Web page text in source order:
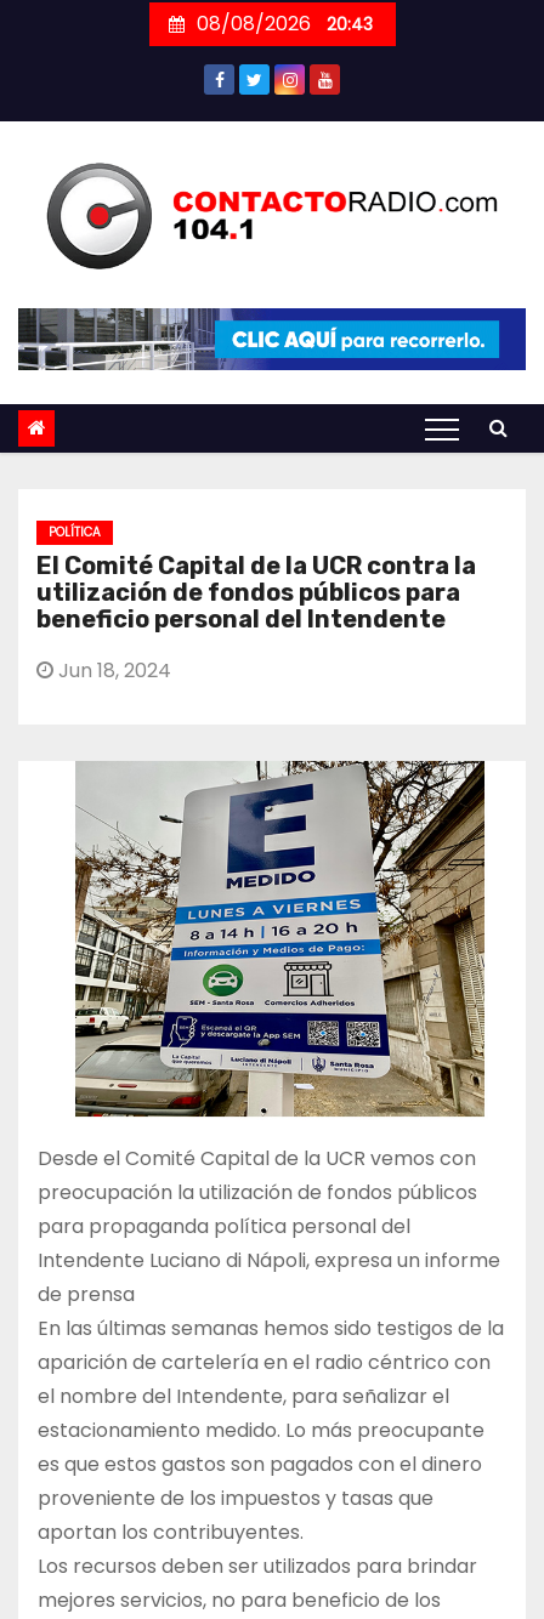
08/08/2026 20:43
POLÍTICA
El Comité Capital de la UCR contra la
utilización de fondos públicos para
beneficio personal del Intendente
Jun 18, 2024
Desde el Comité Capital de la UCR vemos con
preocupación la utilización de fondos públicos
para propaganda política personal del
Intendente Luciano di Nápoli, expresa un informe
de prensa
En las últimas semanas hemos sido testigos de la
aparición de cartelería en el radio céntrico con
el nombre del Intendente, para señalizar el
estacionamiento medido. Lo más preocupante
es que estos gastos son pagados con el dinero
proveniente de los impuestos y tasas que
aportan los contribuyentes.
Los recursos deben ser utilizados para brindar
mejores servicios, no para beneficio de los